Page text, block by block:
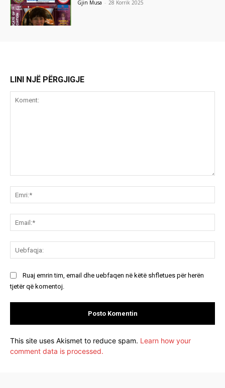
Gjin Musa - 28 Korrik 2025
LINI NJË PËRGJIGJE
Ruaj emrin tim, email dhe uebfaqen në këtë shfletues për herën
tjetër që komentoj.
This site uses Akismet to reduce spam. Learn how your
comment data is processed.